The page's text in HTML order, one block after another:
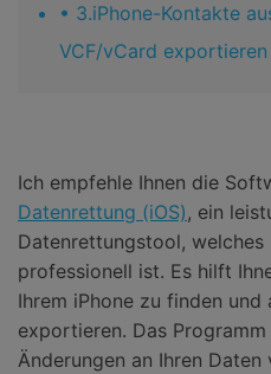
• 3.iPhone-Kontakte
VCF/vCard exportieren
Ich empfehle Ihnen die
Datenrettung (iOS), ein
Datenrettungstool, welches
professionell ist. Es hilft
Ihrem iPhone zu finden
exportieren. Das
Änderungen an Ihren